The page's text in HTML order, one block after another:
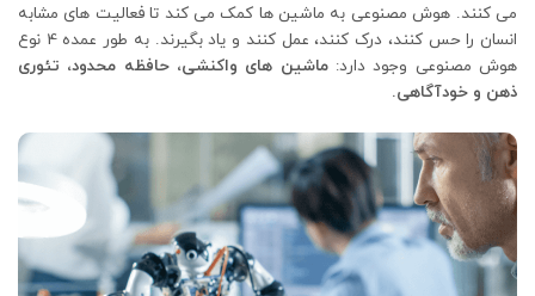
می کنند. هوش مصنوعی به ماشین ها کمک می کند تا فعالیت های مشابه
انسان را حس کنند، درک کنند، عمل کنند و یاد بگیرند. به طور عمده 4 نوع
هوش مصنوعی وجود دارد:ماشین های واکنشی، حافظه محدود، تئوری
ذهن و خودآگاهی.